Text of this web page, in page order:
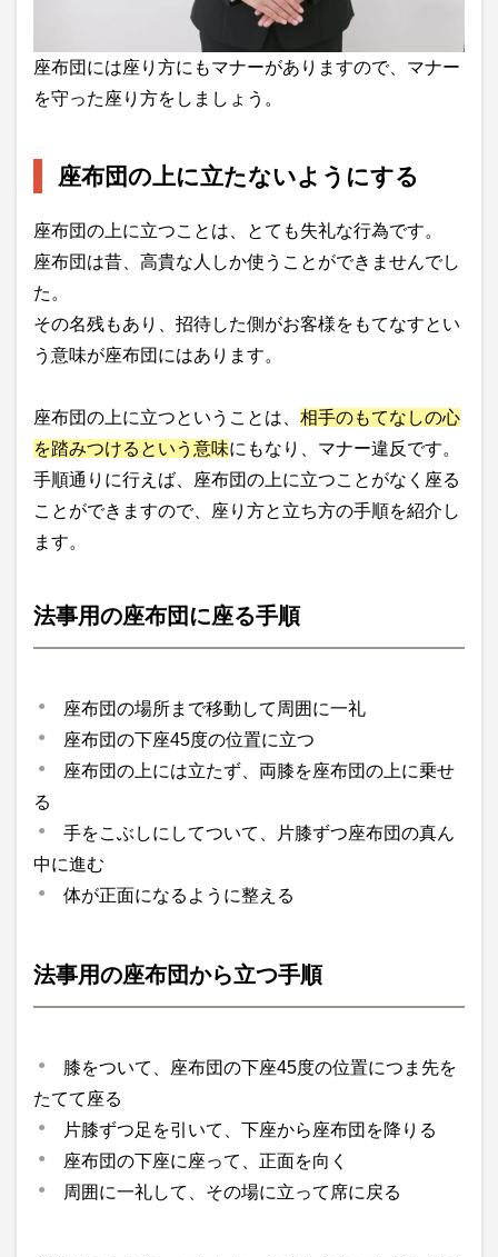
座布団には座り方にもマナーがありますので、マナー
を守った座り方をしましょう。
座布団の上に立たないようにする
座布団の上に立つことは、とても失礼な行為です。
座布団は昔、高貴な人しか使うことができませんでし
た。
その名残もあり、招待した側がお客様をもてなすとい
う意味が座布団にはあります。
座布団の上に立つということは、 相手のもてなしの心
を踏みつけるという意味にもなり、マナー違反です。
手順通りに行えば、座布団の上に立つことがなく座る
ことができますので、座り方と立ち方の手順を紹介し
ます。
法事用の座布団に座る手順
座布団の場所まで移動して周囲に一礼
座布団の下座45度の位置に立つ
座布団の上には立たず、両膝を座布団の上に乗せ
る
手をこぶしにしてついて、片膝ずつ座布団の真ん
中に進む
体が正面になるように整える
法事用の座布団から立つ手順
膝をついて、座布団の下座45度の位置につま先を
たてて座る
片膝ずつ足を引いて、下座から座布団を降りる
座布団の下座に座って、正面を向く
周囲に一礼して、その場に立って席に戻る